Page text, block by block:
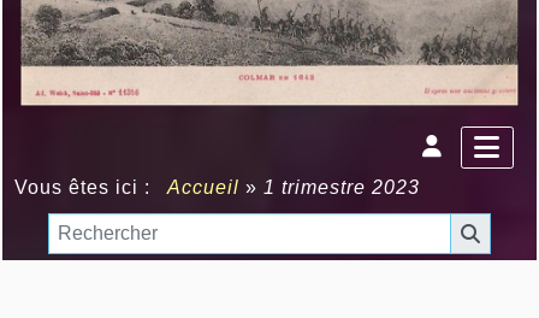
Vous êtes ici : Accueil » 1 trimestre 2023